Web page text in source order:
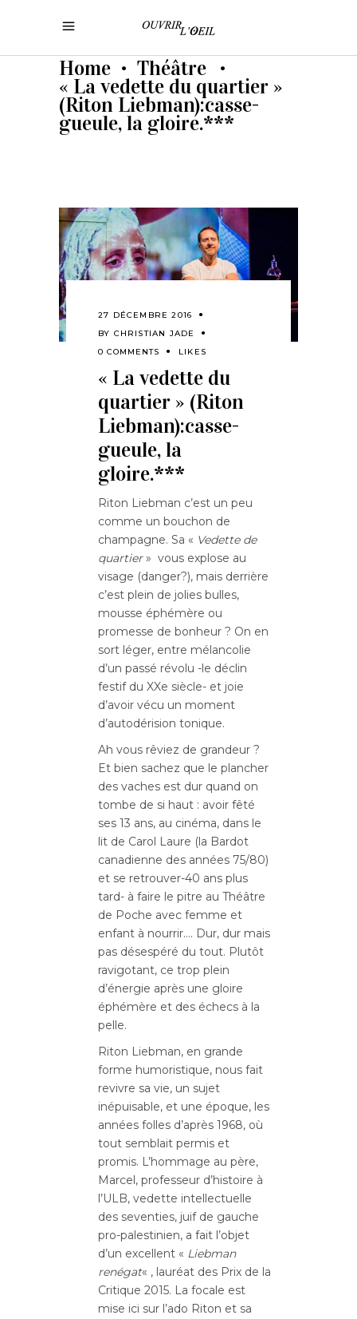
Home • Théâtre •
« La vedette du quartier »
(Riton Liebman):casse-
gueule, la gloire.***
27 DÉCEMBRE 2016
BY CHRISTIAN JADE
0 COMMENTS
LIKES
« La vedette du
quartier » (Riton
Liebman):casse-
gueule, la
gloire.***
Riton Liebman c’est un peu
comme un bouchon de
champagne. Sa « Vedette de
quartier» vous explose au
visage (danger?), mais derrière
c’est plein de jolies bulles,
mousse éphémère ou
promesse de bonheur ? On en
sort léger, entre mélancolie
d’un passé révolu -le déclin
festif du XXe siècle- et joie
d’avoir vécu un moment
d’autodérision tonique.
Ah vous rêviez de grandeur ?
Et bien sachez que le plancher
des vaches est dur quand on
tombe de si haut : avoir fêté
ses 13 ans, au cinéma, dans le
lit de Carol Laure (la Bardot
canadienne des années 75/80)
et se retrouver-40 ans plus
tard- à faire le pitre au Théâtre
de Poche avec femme et
enfant à nourrir…. Dur, dur mais
pas désespéré du tout. Plutôt
ravigotant, ce trop plein
d’énergie après une gloire
éphémère et des échecs à la
pelle.
Riton Liebman, en grande
forme humoristique, nous fait
revivre sa vie, un sujet
inépuisable, et une époque, les
années folles d’après 1968, où
tout semblait permis et
promis. L’hommage au père,
Marcel, professeur d’histoire à
l’ULB, vedette intellectuelle
des seventies, juif de gauche
pro-palestinien, a fait l’objet
d’un excellent « Liebman
renégat« , lauréat des Prix de la
Critique 2015. La focale est
mise ici sur l’ado Riton et sa